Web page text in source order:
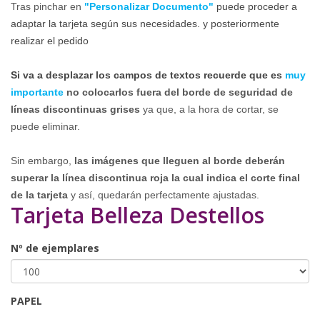
Tras pinchar en "Personalizar Documento" puede proceder a
adaptar la tarjeta según sus necesidades. y posteriormente
realizar el pedido
Si va a desplazar los campos de textos recuerde que es muy
importante no colocarlos fuera del borde de seguridad de
líneas discontinuas grises ya que, a la hora de cortar, se
puede eliminar.
Sin embargo, las imágenes que lleguen al borde deberán
superar la línea discontinua roja la cual indica el corte final
de la tarjeta y así, quedarán perfectamente ajustadas.
Tarjeta Belleza Destellos
Nº de ejemplares
PAPEL